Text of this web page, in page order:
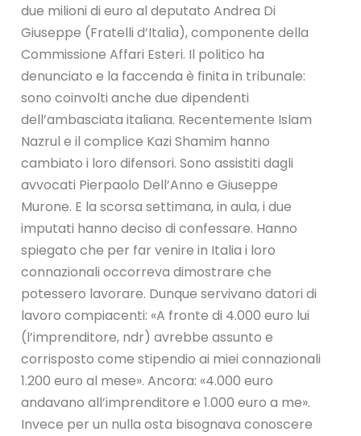
due milioni di euro al deputato Andrea Di
Giuseppe (Fratelli d’Italia), componente della
Commissione Affari Esteri. Il politico ha
denunciato e la faccenda è finita in tribunale:
sono coinvolti anche due dipendenti
dell’ambasciata italiana. Recentemente Islam
Nazrul e il complice Kazi Shamim hanno
cambiato i loro difensori. Sono assistiti dagli
avvocati Pierpaolo Dell’Anno e Giuseppe
Murone. E la scorsa settimana, in aula, i due
imputati hanno deciso di confessare. Hanno
spiegato che per far venire in Italia i loro
connazionali occorreva dimostrare che
potessero lavorare. Dunque servivano datori di
lavoro compiacenti: «A fronte di 4.000 euro lui
(l’imprenditore, ndr) avrebbe assunto e
corrisposto come stipendio ai miei connazionali
1.200 euro al mese». Ancora: «4.000 euro
andavano all’imprenditore e 1.000 euro a me».
Invece per un nulla osta bisognava conoscere